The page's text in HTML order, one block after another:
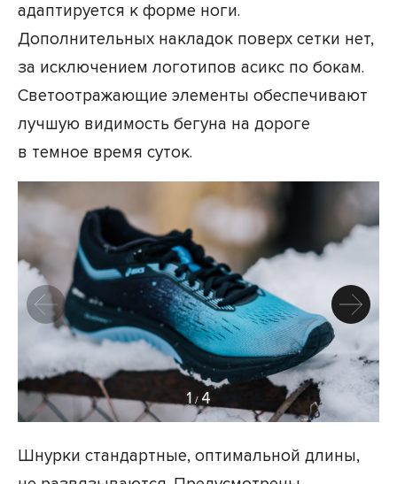
адаптируется к форме ноги.
Дополнительных накладок поверх сетки нет,
за исключением логотипов асикс по бокам.
Светоотражающие элементы обеспечивают
лучшую видимость бегуна на дороге
в темное время суток.
1 / 4
Шнурки стандартные, оптимальной длины,